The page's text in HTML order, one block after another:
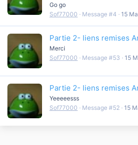
Go go
Sof77000
Message #4 15
Partie 2- liens remises
Merci
Sof77000
Message #53 15
Partie 2- liens remises
Yeeeeesss
Sof77000
Message #52 15